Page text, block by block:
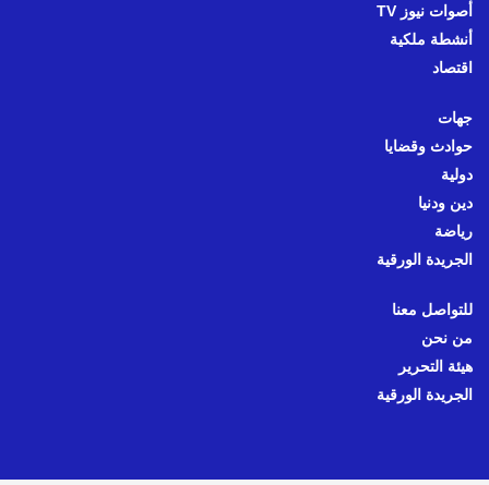
أصوات نيوز TV
أنشطة ملكية
اقتصاد
جهات
حوادث وقضايا
دولية
دين ودنيا
رياضة
الجريدة الورقية
للتواصل معنا
من نحن
هيئة التحرير
الجريدة الورقية